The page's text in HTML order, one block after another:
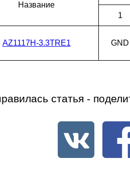
Наз­ва­ние
1
AZ1117H-3.3TRE1 GND
статья -